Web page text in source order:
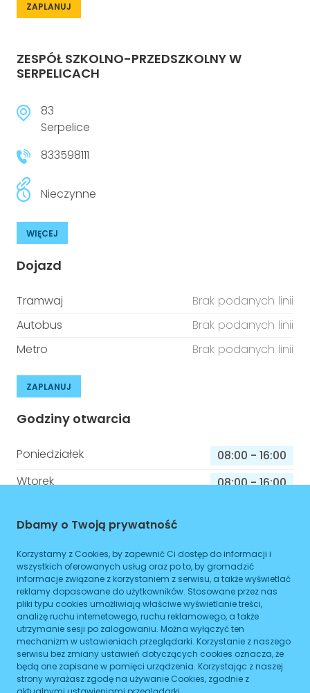
ZAPLANUJ
ZESPÓŁ SZKOLNO-PRZEDSZKOLNY W
SERPELICACH
83
Serpelice
833598111
Nieczynne
WIĘCEJ
Dojazd
Tramwaj
Brak podanych linii
Autobus
Brak podanych linii
Metro
Brak podanych linii
ZAPLANUJ
Godziny otwarcia
Poniedziałek 08:00 - 16:00
Wtorek
08:00-16:00
Czwartek
Piątek
08:00 - 16:00
Sobota
08:00- 16:00
Niedziela
08:00-
Informacje o sprawach jakie załatwisz w
tym budynku
Dbamy o Twoją prywatność
Korzystamy z Cookies, by zapewnić Ci dostęp do informacji i
wszystkich oferowanych usług oraz po to, by gromadzić
informacje związane z korzystaniem z serwisu, a także wyświetlać
reklamy dopasowane do użytkowników. Stosowane przez nas
pliki typu cookies umożliwiają właściwe wyświetlanie treści,
analizę ruchu internetowego, ruchu reklamowego, a także
utrzymanie sesji po zalogowaniu. Można wyłączyć ten
mechanizm w ustawieniach przeglądarki. Korzystanie z naszego
serwisu bez zmiany ustawień dotyczących cookies oznacza, że
będą one zapisane w pamięci urządzenia. Korzystając z naszej
strony wyrażasz zgodę na używanie Cookies, zgodnie z